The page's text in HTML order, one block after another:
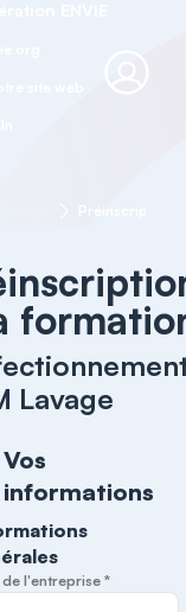
Lavage
Vos
informations
l'entreprise *